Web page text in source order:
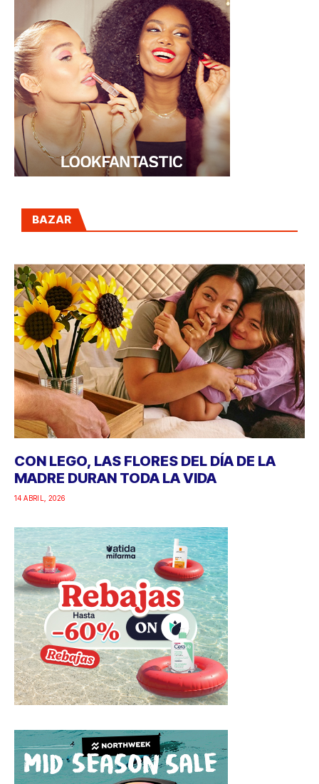
BAZAR
CON LEGO, LAS FLORES DEL DÍA DE LA
MADRE DURAN TODA LA VIDA
14 ABRIL, 2026